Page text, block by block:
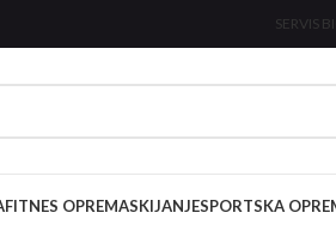
SERVIS
FITNES OPREMASKIJANJESPORTSKA